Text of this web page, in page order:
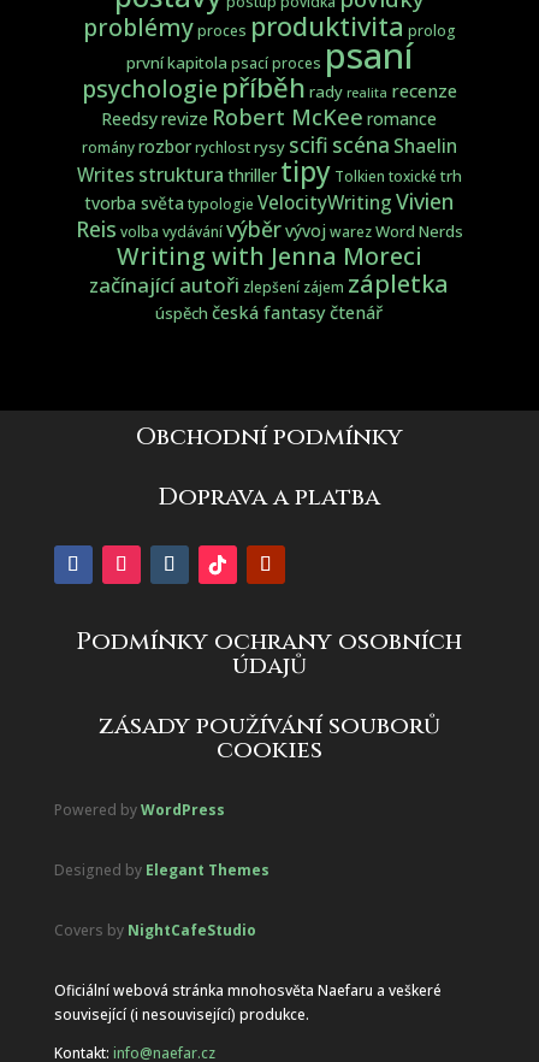
problémyproces produktivita prolog
první kapitola psací proces psaní
psychologie příběh rady realita recenze
Reedsyrevize Robert McKee romance
rományrozborrychlostrysy scifi scéna Shaelin
Writes struktura thriller tipy Tolkien toxické trh
tvorba světa typologie VelocityWriting Vivien
Reis volba vydávánívýběrvývoj warezWord Nerds
Writing with Jenna Moreci
začínající autoři zlepšení zájem zápletka
úspěch česká fantasyčtenář
Obchodní podmínky
Doprava a platba
Podmínky ochrany osobních
údajů
zásady používání souborů
cookies
Powered byWordPress
Designed by Elegant Themes
Covers by NightCafeStudio
Oficiální webová stránka mnohosvěta Naefaru a veškeré
související (i nesouvisející) produkce.
Kontakt: info@naefar.cz